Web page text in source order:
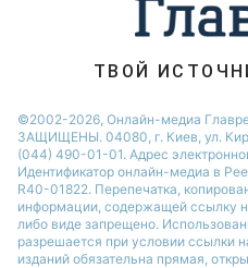
ТВОЙ
©2002-2026, Онлайн-медиа
ЗАЩИЩЕНЫ. 04080, г. Киев, ул.
(044) 490-01-01. Адрес
Идентификатор онлайн-медиа в
R40-01822. Перепечатка,
информации, содержащей ссылку
либо виде запрещено.
разрешается при условии ссылки
изданий обязательна прямая,